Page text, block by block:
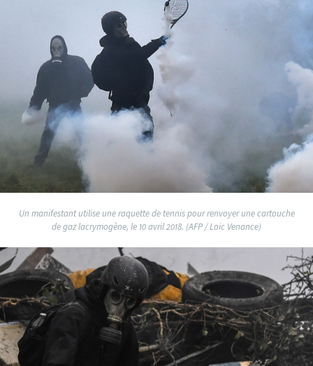
Un manifestant utilise une raquette de tennis pour renvoyer une cartouche
de gaz lacrymogène, le 10 avril 2018. (AFP / Loic Venance)